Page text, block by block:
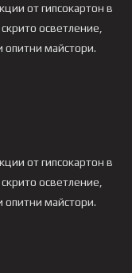
от гипсокартон в
осветление,
опитни майстори.
от гипсокартон в
осветление,
опитни майстори.